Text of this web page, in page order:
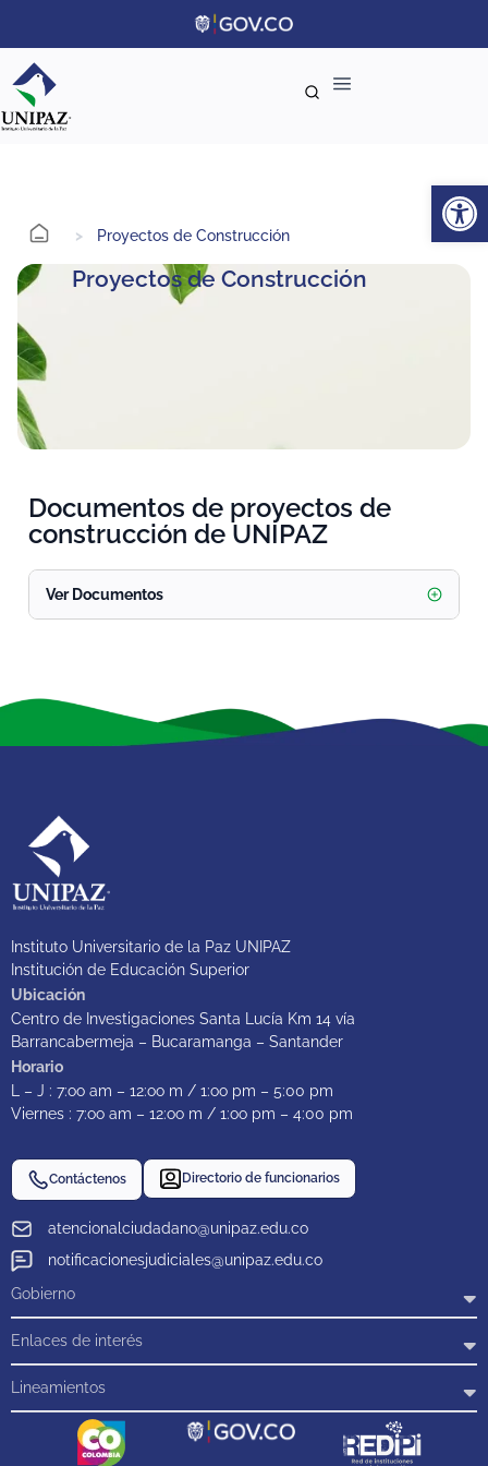
> Proyectos de Construcción
Proyectos de Construcción
Documentos de proyectos de
construcción de UNIPAZ
Ver Documentos
Instituto Universitario de la Paz UNIPAZ
Institución de Educación Superior
Ubicación
Centro de Investigaciones Santa Lucía Km 14 vía
Barrancabermeja – Bucaramanga – Santander
Horario
L – J : 7:oo am – 12:oo m / 1:oo pm – 5:00 pm
Viernes : 7:oo am – 12:oo m / 1:oo pm – 4:00 pm
atencionalciudadano@unipaz.edu.co
notificacionesjudiciales@unipaz.edu.co
Contáctenos Directorio de funcionarios
Gobierno
Enlaces de interés
Lineamientos